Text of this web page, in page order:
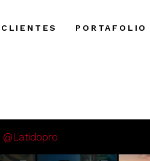
CLIENTES PORTAFOLIO
@Latidopro